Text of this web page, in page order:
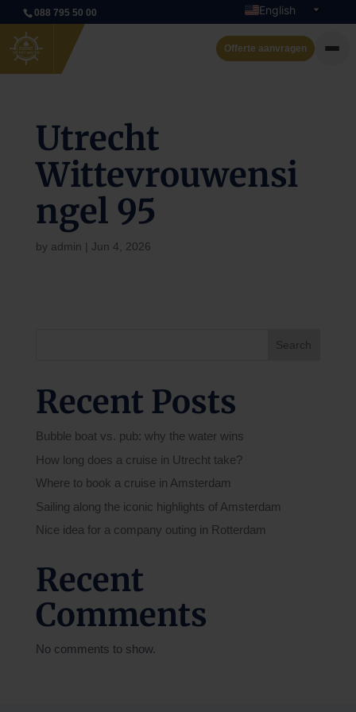
088 795 50 00
English
Dutch
Offerte aanvragen
Event boats
Rent a boat
Arrangements
Contact
Utrecht
Wittevrouwensi
ngel 95
by admin | Jun 4, 2026
Search
Recent Posts
Bubble boat vs. pub: why the water wins
How long does a cruise in Utrecht take?
Where to book a cruise in Amsterdam
Sailing along the iconic highlights of Amsterdam
Nice idea for a company outing in Rotterdam
Recent
Comments
No comments to show.